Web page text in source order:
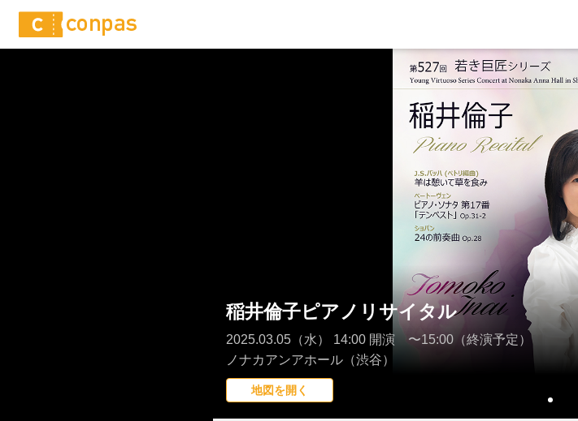
稲井倫子ピアノリサイタル
2025.03.05（水） 14:00 開演 〜15:00（終演予定）
ノナカアンアホール（渋谷）
地図を開く